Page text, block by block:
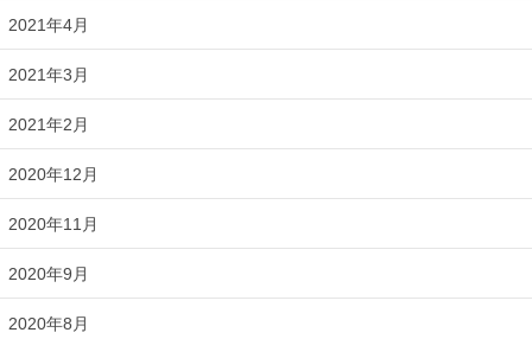
2021年4月
2021年3月
2021年2月
2020年12月
2020年11月
2020年9月
2020年8月